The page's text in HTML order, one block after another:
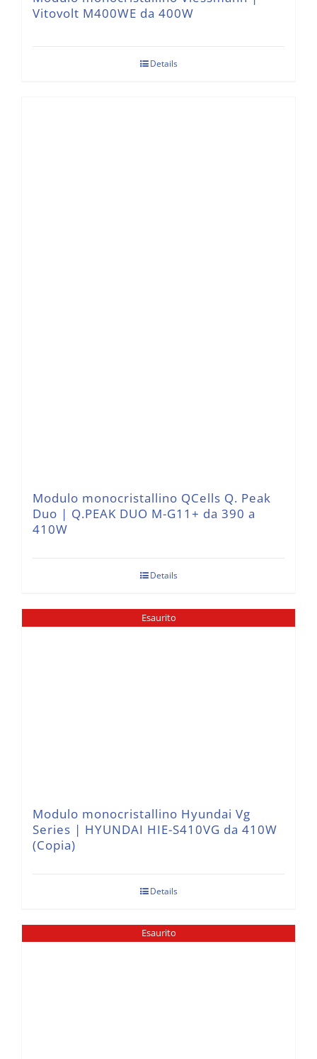
Vitovolt M400WE da 400W
Details
Modulo monocristallino QCells Q. Peak
Duo | Q.PEAK DUO M-G11+ da 390 a
410W
Details
Esaurito
Modulo monocristallino Hyundai Vg
Series | HYUNDAI HIE-S410VG da 410W
(Copia)
Details
Esaurito